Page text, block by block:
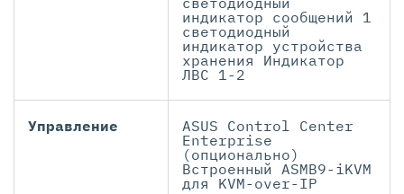
индикатор сообщений 1
светодиодный
индикатор устройства
хранения Индикатор
ЛВС 1-2
Управление
ASUS Control Center
Enterprise
(опционально)
Встроенный ASMB9-iKVM
для KVM-over-IP